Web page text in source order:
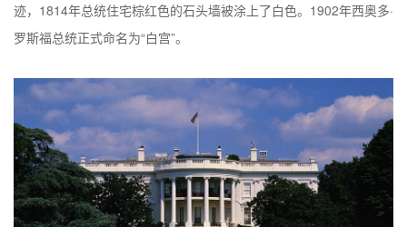
迹，1814年总统住宅棕红色的石头墙被涂上了白色。1902年西奥多·
罗斯福总统正式命名为“白宫”。